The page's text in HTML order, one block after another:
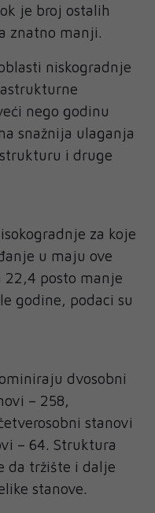
je broj ostalih
znatno manji.
niskogradnje
nego godinu
snažnija ulaganja
i druge
za koje
u maju ove
22,4 posto manje
godine, podaci su
dvosobni
– 258,
stanovi
– 64. Struktura
da tržište i dalje
stanove.